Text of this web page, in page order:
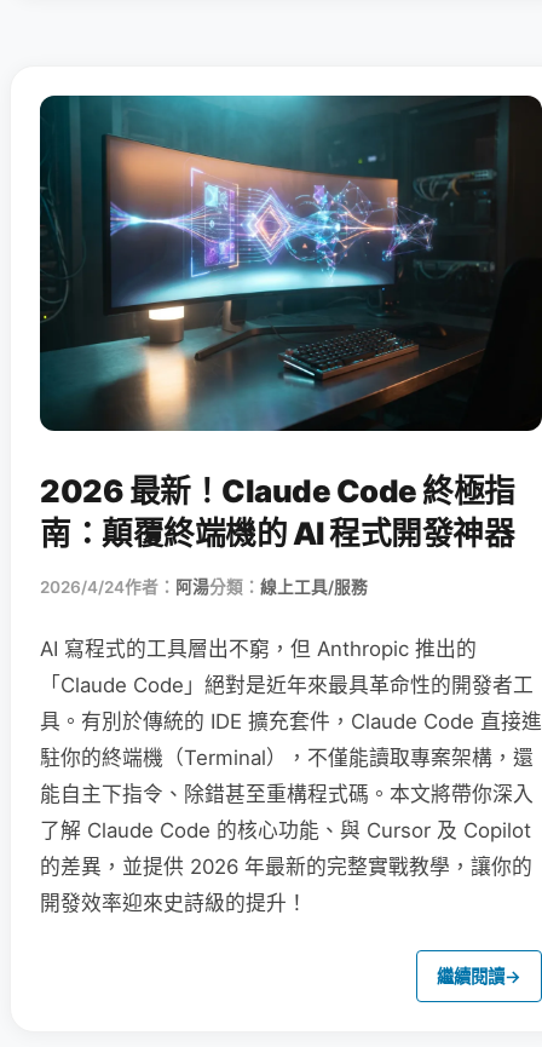
2026 最新！Claude Code 終極指
南：顛覆終端機的 AI 程式開發神器
2026/4/24作者： 阿湯分類： 線上工具/服務
AI 寫程式的工具層出不窮，但 Anthropic 推出的
「Claude Code」絕對是近年來最具革命性的開發者工
具。有別於傳統的 IDE 擴充套件，Claude Code 直接進
駐你的終端機（Terminal），不僅能讀取專案架構，還
能自主下指令、除錯甚至重構程式碼。本文將帶你深入
了解 Claude Code 的核心功能、與 Cursor 及 Copilot
的差異，並提供 2026 年最新的完整實戰教學，讓你的
開發效率迎來史詩級的提升！
繼續閱讀→